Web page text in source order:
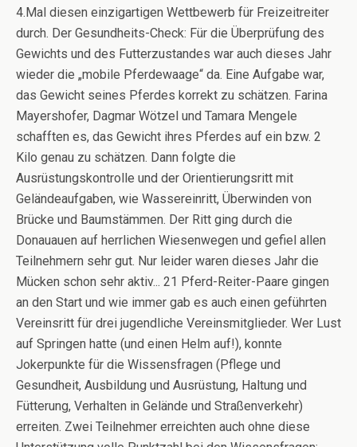
4.Mal diesen einzigartigen Wettbewerb für Freizeitreiter
durch. Der Gesundheits-Check: Für die Überprüfung des
Gewichts und des Futterzustandes war auch dieses Jahr
wieder die „mobile Pferdewaage“ da. Eine Aufgabe war,
das Gewicht seines Pferdes korrekt zu schätzen. Farina
Mayershofer, Dagmar Wötzel und Tamara Mengele
schafften es, das Gewicht ihres Pferdes auf ein bzw. 2
Kilo genau zu schätzen. Dann folgte die
Ausrüstungskontrolle und der Orientierungsritt mit
Geländeaufgaben, wie Wassereinritt, Überwinden von
Brücke und Baumstämmen. Der Ritt ging durch die
Donauauen auf herrlichen Wiesenwegen und gefiel allen
Teilnehmern sehr gut. Nur leider waren dieses Jahr die
Mücken schon sehr aktiv... 21 Pferd-Reiter-Paare gingen
an den Start und wie immer gab es auch einen geführten
Vereinsritt für drei jugendliche Vereinsmitglieder. Wer Lust
auf Springen hatte (und einen Helm auf!), konnte
Jokerpunkte für die Wissensfragen (Pflege und
Gesundheit, Ausbildung und Ausrüstung, Haltung und
Fütterung, Verhalten in Gelände und Straßenverkehr)
erreiten. Zwei Teilnehmer erreichten auch ohne diese